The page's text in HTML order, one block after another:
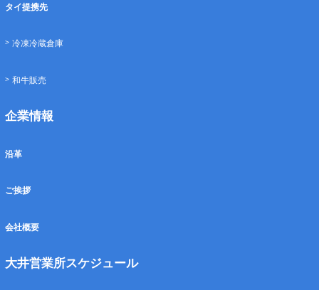
タイ提携先
冷凍冷蔵倉庫
和牛販売
企業情報
沿革
ご挨拶
会社概要
大井営業所スケジュール